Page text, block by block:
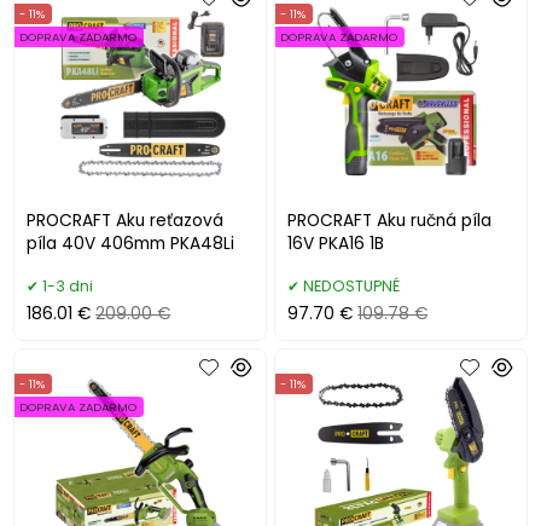
PROCRAFT Aku reťazová
píla 40V 406mm PKA48Li
- 11%
DOPRAVA ZADARMO
1-3 dni
186.01 € 209.00 €
PROCRAFT Aku ručná píla
16V PKA16 1B
- 11%
DOPRAVA ZADARMO
NEDOSTUPNÉ
97.70 € 109.78 €
- 11%
DOPRAVA ZADARMO
- 11%